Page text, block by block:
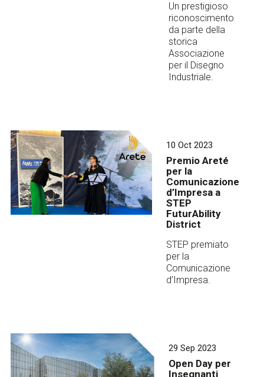
Un prestigioso
riconoscimento
da parte della
storica
Associazione
per il Disegno
Industriale.
10 Oct 2023
Premio Areté
per la
Comunicazione
d’Impresa a
STEP
FuturAbility
District
STEP premiato
per la
Comunicazione
d’Impresa.
29 Sep 2023
Open Day per
Insegnanti